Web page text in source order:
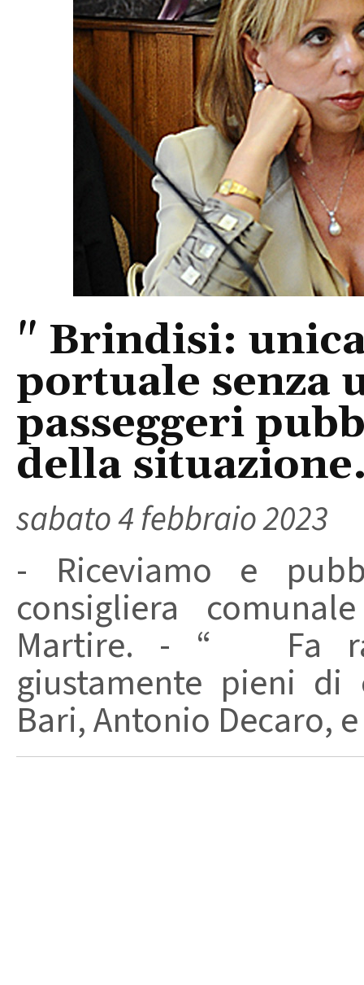
" Brindisi:
portuale senza
passeggeri
della
sabato 4 febbraio 2023
- Riceviamo e
consigliera
Martire. - “ Fa
giustamente pieni di
Bari, Antonio Decaro,